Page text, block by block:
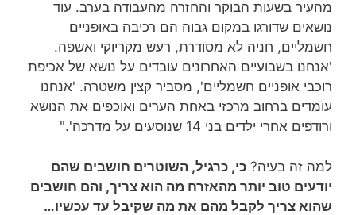
מהעיר בשעות הבוקר והחזרה מהעבודה בערב. עוד
נושאים שדורגו במקום גבוה הם רכיבה באופניים
חשמליים, חניה לא מסודרת, רעש מקריוקי ואשפה.
'אנחנו בשבועיים האחרונים עובדים על נושא של אכיפת
רוכבי אופניים חשמליים', מסביר קצין משטרה. 'אנחנו
עומדים ברחוב מרכזי באחת הערים ואוכפים את הנושא
ורודפים אחרי ילדים בני 14 שנוסעים על מדרכה'."
למה זה בעיה? כי, כרגיל, השוטרים חושבים שהם
יודעים טוב יותר מהאזרח מה הוא צריך, והם חושבים
שהוא צריך לקבל מהם את מה שקיבל עד עכשיו…